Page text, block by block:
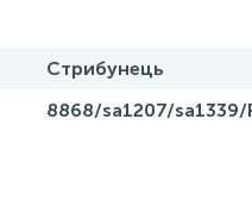
Стрибунець
8868/sa1207/sa1339/